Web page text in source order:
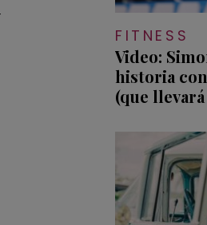
FITNESS
Video:
historia
(que